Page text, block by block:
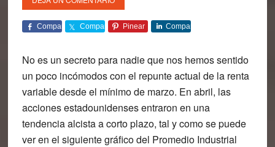
Comparte Comparte Pinear Comparte
No es un secreto para nadie que nos hemos sentido
un poco incómodos con el repunte actual de la renta
variable desde el mínimo de marzo. En abril, las
acciones estadounidenses entraron en una
tendencia alcista a corto plazo, tal y como se puede
ver en el siguiente gráfico del Promedio Industrial